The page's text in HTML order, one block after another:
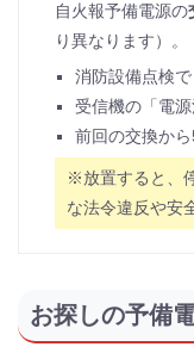
自火報予備電源の
り異なります）。
消防設備点検
受信機の「電
前回の交換か
※放置すると、
な法令違反や安
お探しの予備